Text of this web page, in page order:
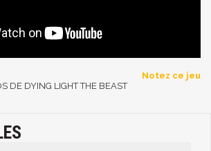
Notez ce jeu
DE DYING LIGHT THE BEAST